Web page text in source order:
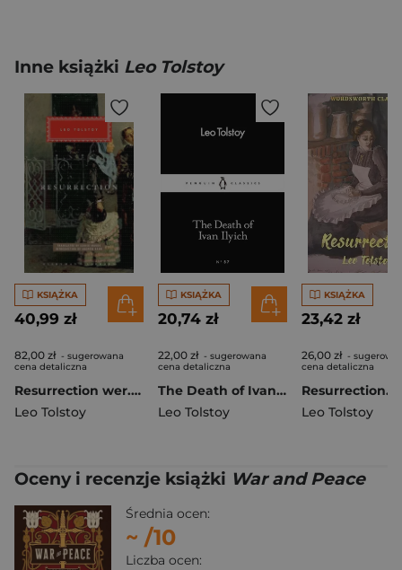
Inne książki Leo Tolstoy
KSIĄŻKA
40,99 zł
82,00 zł - sugerowana
cena detaliczna
Resurrection wer. angielska
Leo Tolstoy
KSIĄŻKA
20,74 zł
22,00 zł - sugerowana
cena detaliczna
The Death of Ivan Ilyich
Leo Tolstoy
KSIĄŻKA
23,42 zł
26,00 zł -
cena detaliczna
Leo Tolstoy
Oceny i recenzje książki War and Peace
Średnia ocen:
~ /10
Liczba ocen: